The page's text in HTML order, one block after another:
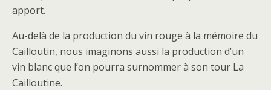
apport.
Au-delà de la production du vin rouge à la mémoire du
Cailloutin, nous imaginons aussi la production d’un
vin blanc que l’on pourra surnommer à son tour La
Cailloutine.